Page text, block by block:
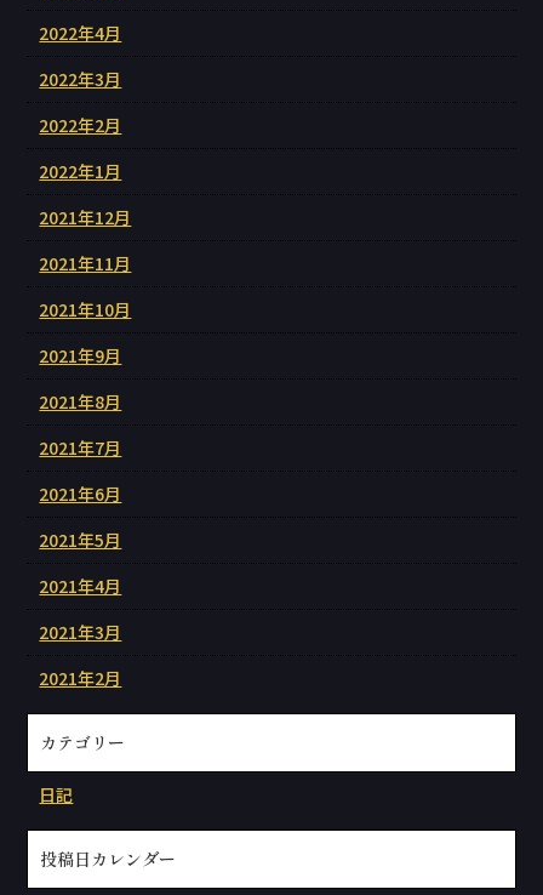
2022年4月
2022年3月
2022年2月
2022年1月
2021年12月
2021年11月
2021年10月
2021年9月
2021年8月
2021年7月
2021年6月
2021年5月
2021年4月
2021年3月
2021年2月
カテゴリー
日記
投稿日カレンダー